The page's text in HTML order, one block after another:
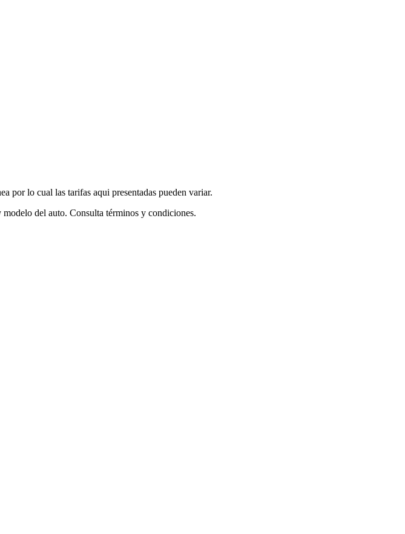
por lo cual las tarifas aqui presentadas pueden variar.
del auto. Consulta términos y condiciones.